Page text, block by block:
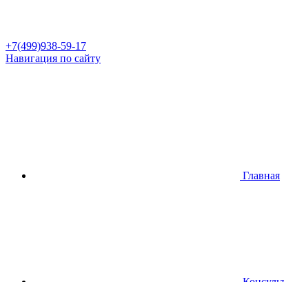
+7(499)938-59-17
Навигация по сайту
Главная